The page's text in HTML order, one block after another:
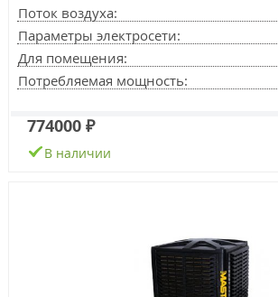
Поток воздуха:
Параметры электросети:
Для помещения:
Потребляемая мощность:
774000 ₽
В наличии